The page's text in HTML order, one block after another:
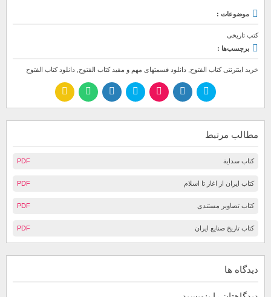
موضوعات :
کتب تاریخی
برچسب‌ها :
خرید اینترنتی کتاب الفتوح دانلود قسمتهای مهم و مفید کتاب الفتوح دانلود کتاب الفتوح
مطالب مرتبط
PDF کتاب سداية
PDF کتاب ایران از اغاز تا اسلام
PDF کتاب تصاویر مستندی
PDF کتاب تاریخ صنایع ایران
دیدگاه ها